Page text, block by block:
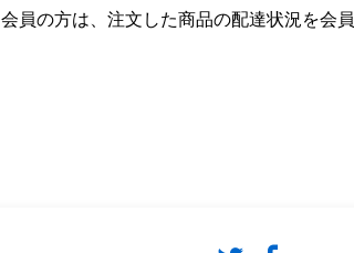
会員の方は、注文した商品の配達状況を会